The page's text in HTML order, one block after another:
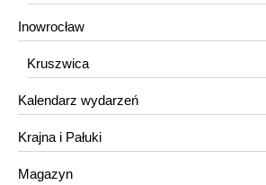
Inowrocław
Kruszwica
Kalendarz wydarzeń
Krajna i Pałuki
Magazyn